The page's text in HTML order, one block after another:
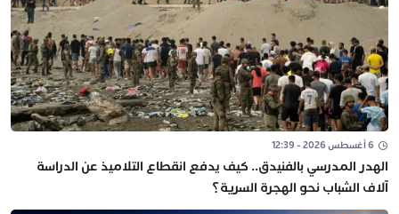
6 أغسطس 2026 - 12:39
الهدر المدرسي بالفنيدق.. كيف يدفع انقطاع التلاميذ عن الدراسة
آلاف الشباب نحو الهجرة السرية؟